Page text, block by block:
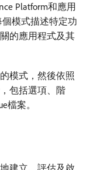
Platform和應用
模式描述特定功
的應用程式及其
模式，然後依照
包括選項、階
檔案。
建立、評估及啟